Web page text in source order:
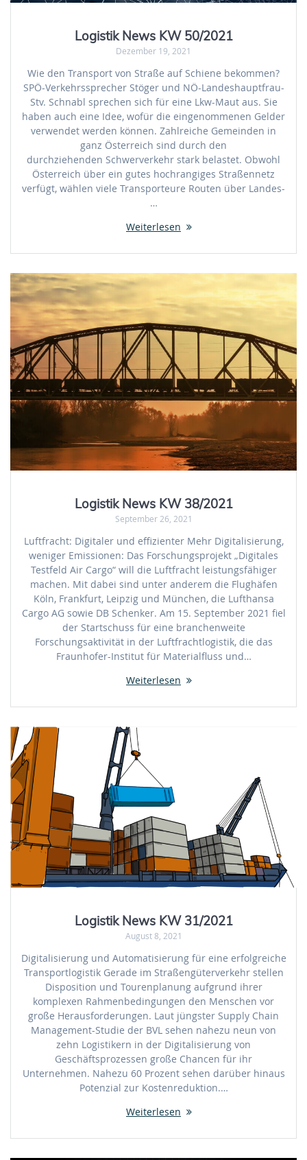
Logistik News KW 50/2021
Dezember 19, 2021
Wie den Transport von Straße auf Schiene bekommen?
SPÖ-Verkehrssprecher Stöger und NÖ-Landeshauptfrau-
Stv. Schnabl sprechen sich für eine Lkw-Maut aus. Sie
haben auch eine Idee, wofür die eingenommenen Gelder
verwendet werden können. Zahlreiche Gemeinden in
ganz Österreich sind durch den
durchziehenden Schwerverkehr stark belastet. Obwohl
Österreich über ein gutes hochrangiges Straßennetz
verfügt, wählen viele Transporteure Routen über Landes-
…
Weiterlesen
Logistik News KW 38/2021
September 26, 2021
Luftfracht: Digitaler und effizienter Mehr Digitalisierung,
weniger Emissionen: Das Forschungsprojekt „Digitales
Testfeld Air Cargo“ will die Luftfracht leistungsfähiger
machen. Mit dabei sind unter anderem die Flughäfen
Köln, Frankfurt, Leipzig und München, die Lufthansa
Cargo AG sowie DB Schenker. Am 15. September 2021 fiel
der Startschuss für eine branchenweite
Forschungsaktivität in der Luftfrachtlogistik, die das
Fraunhofer-Institut für Materialfluss und…
Weiterlesen
Logistik News KW 31/2021
August 8, 2021
Digitalisierung und Automatisierung für eine erfolgreiche
Transportlogistik Gerade im Straßengüterverkehr stellen
Disposition und Tourenplanung aufgrund ihrer
komplexen Rahmenbedingungen den Menschen vor
große Herausforderungen. Laut jüngster Supply Chain
Management-Studie der BVL sehen nahezu neun von
zehn Logistikern in der Digitalisierung von
Geschäftsprozessen große Chancen für ihr
Unternehmen. Nahezu 60 Prozent sehen darüber hinaus
Potenzial zur Kostenreduktion.…
Weiterlesen